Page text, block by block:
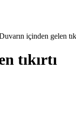
içinden gelen
tıkırtı